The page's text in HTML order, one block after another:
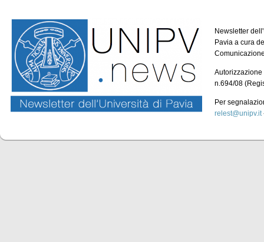
Newsletter
Pavia a cura
n.694/08
Per
relest@unipv.it